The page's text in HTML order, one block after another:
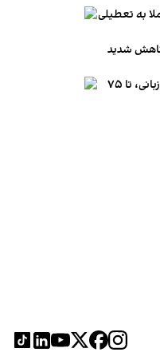
به تعطیلی
شدید
تخمین پژوهشگران: در عصر طلایی تنوع زبانی، تا ۷۵